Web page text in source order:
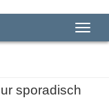
sporadisch